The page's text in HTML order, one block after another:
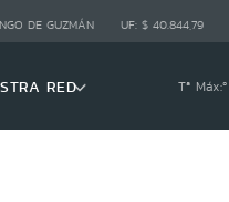
DE GUZMÁN UF: $ 40.844,79
RED Tª Máx:º